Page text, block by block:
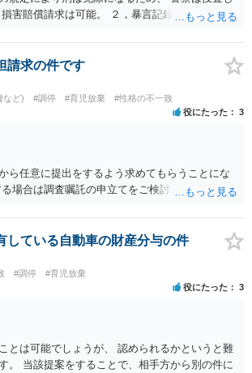
害賠償請求は可能。 ２，暴言記録は、パワハラ
請求の件です
など) #調停 #育児放棄 #性格の不一致
役にたった 3
ら任意に提出をするよう求めてもらうことにな
場合は調査嘱託の申立てをご検討ください。
している自動車の財産分与の件
#調停 #育児放棄
役にたった 3
とは可能でしょうが、 認められるかというと難
。 当該提案をすることで、相手方から別の件に